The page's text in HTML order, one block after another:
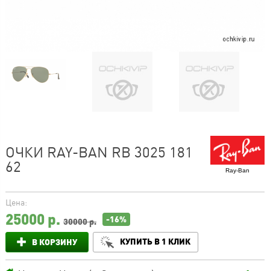
Ray-Ban
ОЧКИ RAY-BAN RB 3025 181
62
Цена:
25000р. 30000 р. -16%
В КОРЗИНУ КУПИТЬ В 1 КЛИК